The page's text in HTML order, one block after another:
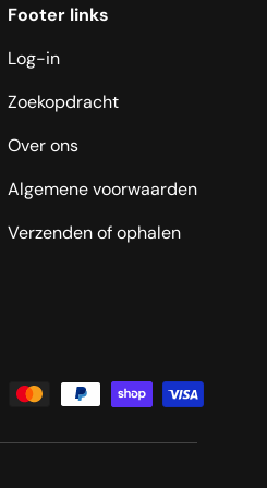
Footer links
Log-in
Zoekopdracht
Over ons
Algemene voorwaarden
Verzenden of ophalen